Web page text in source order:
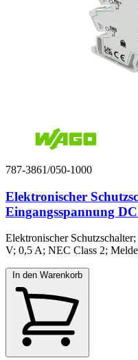
787-3861/050-1000
Elektronischer
Eingangsspannung
Elektronischer
V; 0,5 A; NEC Class 2;
In den Warenkorb